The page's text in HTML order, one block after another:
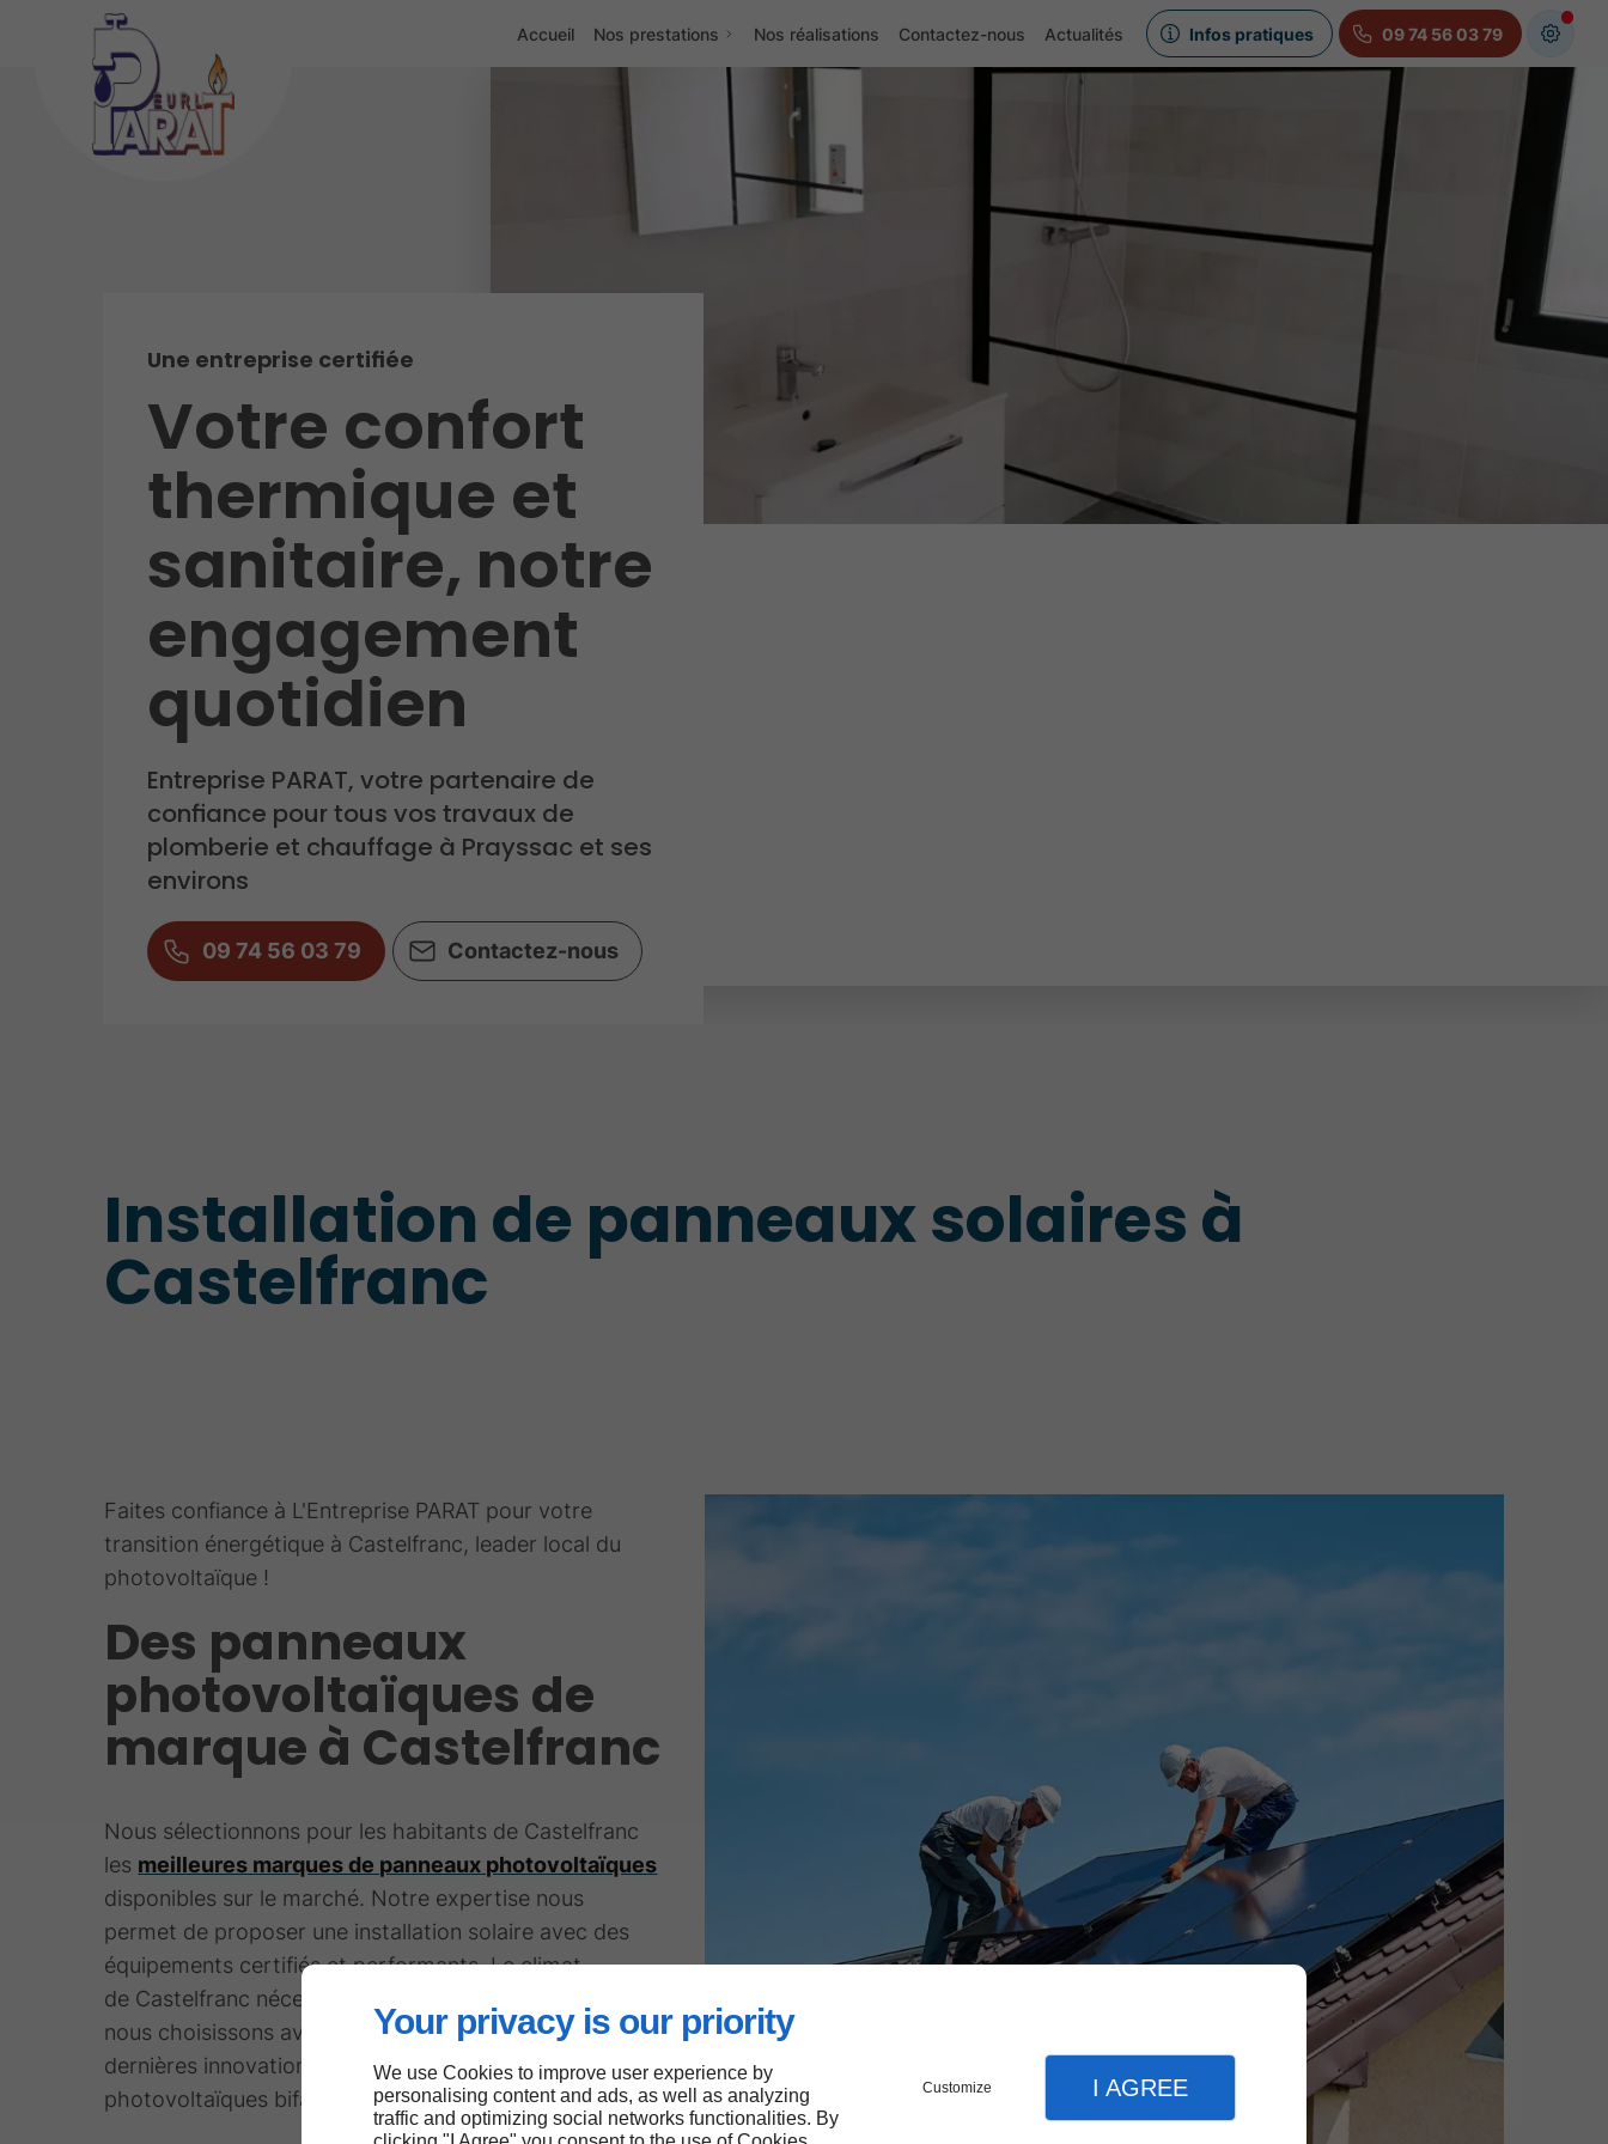
Your privacy is our priority
We use Cookies to improve user experience by
personalising content and ads, as well as analyzing
traffic and optimizing social networks functionalities. By
Customize I AGREE
Accueil Nos prestations Nos réalisations Contactez-nous Actualités Infos pratiques 09 74 56 03 79
Une entreprise certifiée
Votre confort
thermique et
sanitaire, notre
engagement
quotidien
Entreprise PARAT, votre partenaire de
confiance pour tous vos travaux de
plomberie et chauffage à Prayssac et ses
environs
09 74 56 03 79 Contactez-nous
Installation de panneaux solaires à
Castelfranc
Faites confiance à L'Entreprise PARAT pour votre
transition énergétique à Castelfranc, leader local du
photovoltaïque !
Des panneaux
photovoltaïques de
marque à Castelfranc
Nous sélectionnons pour les habitants de Castelfranc
les meilleures marques de panneaux photovoltaïques
disponibles sur le marché. Notre expertise nous
permet de proposer une installation solaire avec des
équipements certifiés et performants. Le climat
de Castelfranc nécessite des panneaux résistants que
nous choisissons avec soin. Notre catalogue inclut les
dernières innovations en matière de cellules
photovoltaïques bifaciales et à haut rendement.